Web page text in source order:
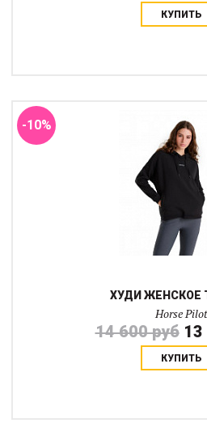
КУПИТЬ
-10%
ХУДИ ЖЕНСКОЕ
Horse Pilot
14 600 руб 13
КУПИТЬ